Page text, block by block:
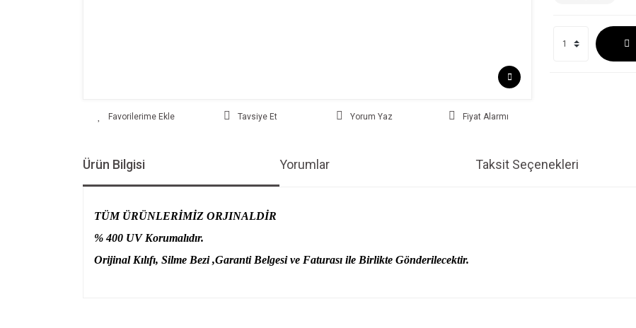
Tavsiye Et Yorum Yaz Fiyat Alarmı
Ürün Bilgisi Yorumlar Taksit Seçenekleri
TÜM ÜRÜNLERİMİZ ORJINALDİR
% 400 UV Korumalıdır.
Orijinal Kılıfı, Silme Bezi ,Garanti Belgesi ve Faturası ile Birlikte Gönderilecektir.